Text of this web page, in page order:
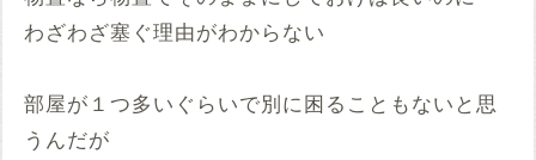
わざわざ塞ぐ理由がわからない
部屋が１つ多いぐらいで別に困ることもないと思
うんだが